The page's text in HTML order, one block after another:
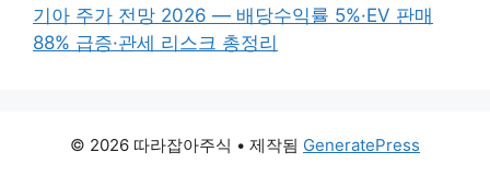
기아 주가 전망 2026 — 배당수익률 5%·EV 판매
88% 급증·관세 리스크 총정리
© 2026 따라잡아주식 • 제작됨 GeneratePress